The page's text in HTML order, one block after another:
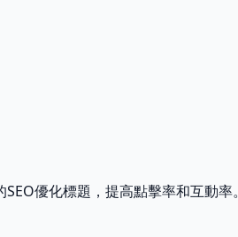
優化標題，提高點擊率和互動率。